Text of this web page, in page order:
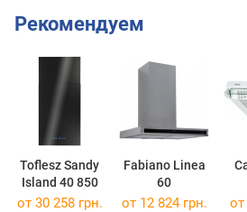
Рекомендуем
Toflesz Sandy
Island 40 850
Fabiano Linea
60
от 30 258 грн. от 12 824 грн. от